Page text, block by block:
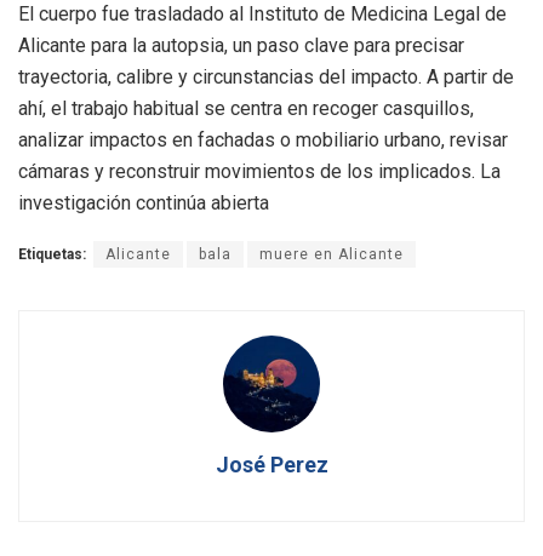
El cuerpo fue trasladado al Instituto de Medicina Legal de
Alicante para la autopsia, un paso clave para precisar
trayectoria, calibre y circunstancias del impacto. A partir de
ahí, el trabajo habitual se centra en recoger casquillos,
analizar impactos en fachadas o mobiliario urbano, revisar
cámaras y reconstruir movimientos de los implicados. La
investigación continúa abierta
Etiquetas: Alicante bala muere en Alicante
José Perez